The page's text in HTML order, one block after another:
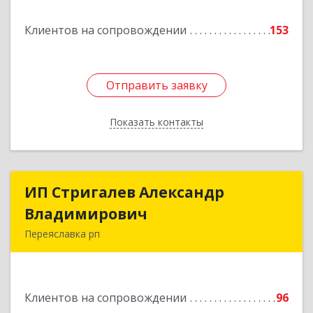
Клиентов на сопровождении 153
Отправить заявку
Показать контакты
Отправить заявку
Назад
ИП Стригалев Александр
Владимирович
Переяславка рп
Клиентов на сопровождении 96
ИП Стригалев Александр
Подробнее